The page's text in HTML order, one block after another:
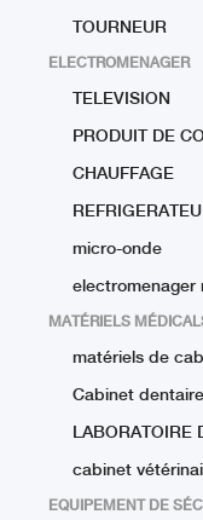
TOURNEUR
ELECTROMENAGER
TELEVISION
PRODUIT DE
CHAUFFAGE
micro-onde
electromenager
MATÉRIELS
matériels de
Cabinet dentaire
LABORATOIRE
cabinet
EQUIPEMENT DE